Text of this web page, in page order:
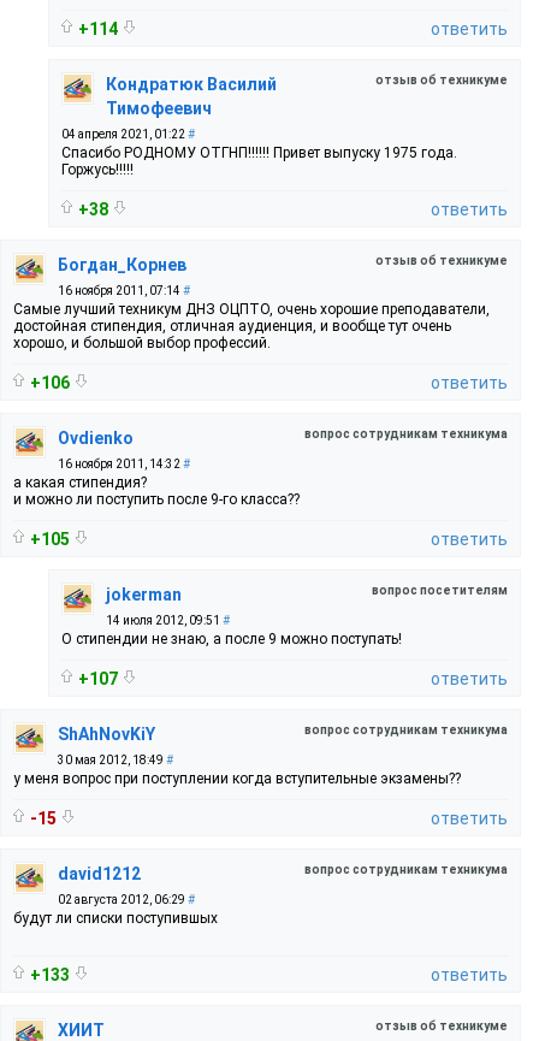
+114 ответить
отзыв об техникуме
Кондратюк Василий
Тимофеевич
04 апреля 2021, 01:22 #
Спасибо РОДНОМУ ОТГНП!!!!!! Привет выпуску 1975 года.
Горжусь!!!!!
+38 ответить
отзыв об техникуме
Богдан_Корнев
16 ноября 2011, 07:14 #
Самые лучший техникум ДНЗ ОЦПТО, очень хорошие преподаватели,
достойная стипендия, отличная аудиенция, и вообще тут очень
хорошо, и большой выбор профессий.
+106 ответить
вопрос сотрудникам техникума
Ovdienko
16 ноября 2011, 14:32 #
а какая стипендия?
и можно ли поступить после 9-го класса??
+105 ответить
вопрос посетителям
jokerman
14 июля 2012, 09:51 #
О стипендии не знаю, а после 9 можно поступать!
+107 ответить
вопрос сотрудникам техникума
ShAhNovKiY
30 мая 2012, 18:49 #
у меня вопрос при поступлении когда вступительные экзамены??
-15 ответить
вопрос сотрудникам техникума
david1212
02 августа 2012, 06:29 #
будут ли списки поступившых
+133 ответить
отзыв об техникуме
ХИИТ